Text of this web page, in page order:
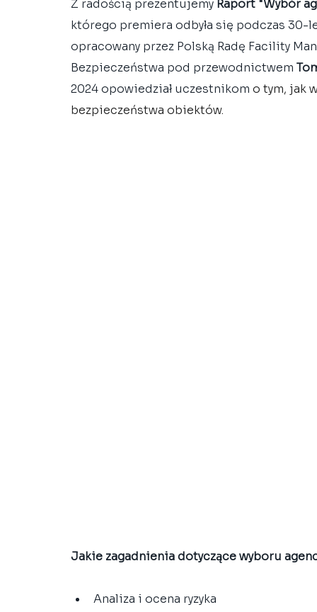
Z radością prezentujemy Raport "Wybór
którego premiera odbyła się podczas 30-
opracowany przez Polską Radę Facility
Bezpieczeństwa pod przewodnictwem
2024 opowiedział uczestnikom o tym, jak
bezpieczeństwa obiektów.
Jakie zagadnienia dotyczące wyboru
Analiza i ocena ryzyka